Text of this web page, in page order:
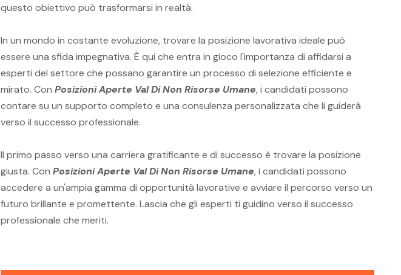
questo obiettivo può trasformarsi in realtà.
In un mondo in costante evoluzione, trovare la posizione lavorativa ideale può
essere una sfida impegnativa. È qui che entra in gioco l'importanza di affidarsi a
esperti del settore che possano garantire un processo di selezione efficiente e
mirato. Con Posizioni Aperte Val Di Non Risorse Umane, i candidati possono
contare su un supporto completo e una consulenza personalizzata che li guiderà
verso il successo professionale.
Il primo passo verso una carriera gratificante e di successo è trovare la posizione
giusta. Con Posizioni Aperte Val Di Non Risorse Umane, i candidati possono
accedere a un'ampia gamma di opportunità lavorative e avviare il percorso verso un
futuro brillante e promettente. Lascia che gli esperti ti guidino verso il successo
professionale che meriti.